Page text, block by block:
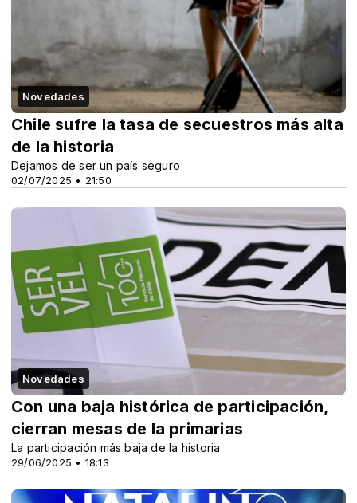
Novedades
02/07/2025 • 21:50
Chile sufre la tasa de secuestros más alta
de la historia
Dejamos de ser un país seguro
Novedades
29/06/2025 • 18:13
Con una baja histórica de participación,
cierran mesas de la primarias
La participación más baja de la historia